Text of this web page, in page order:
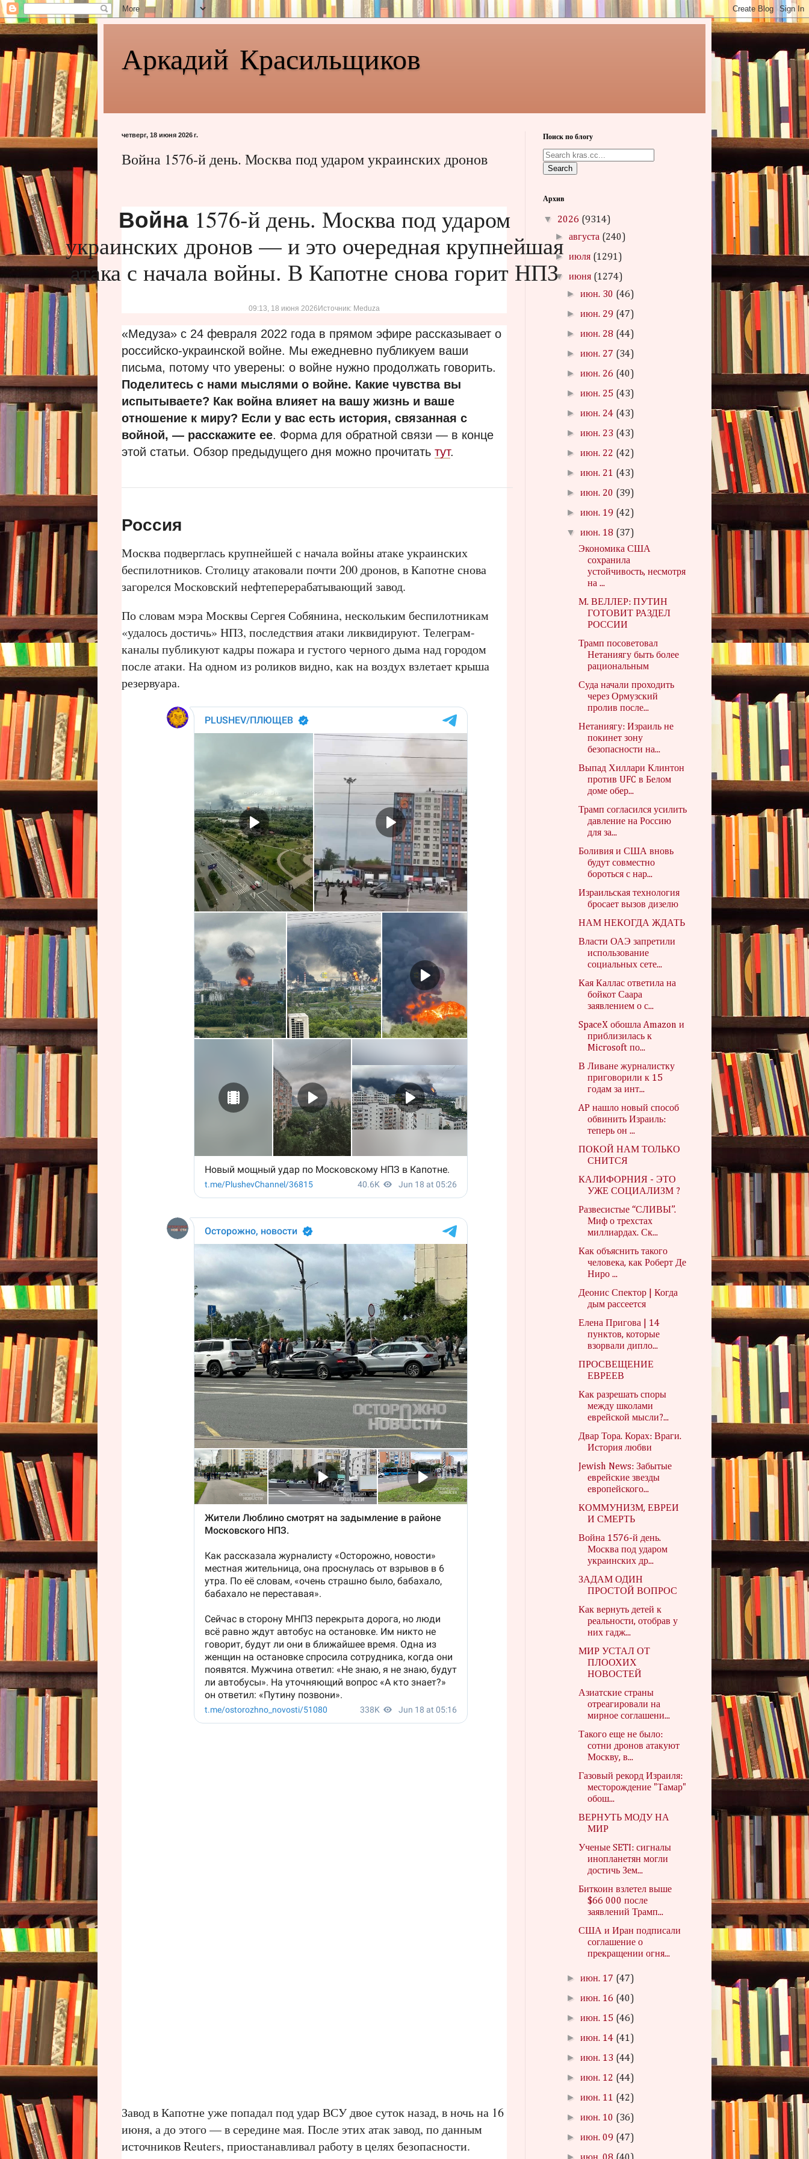
Аркадий Красильщиков
четверг, 18 июня 2026 г.
Война 1576-й день. Москва под ударом украинских дронов
Война1576-й день. Москва под ударом
украинских дронов — и это очередная крупнейшая
атака с начала войны. В Капотне снова горит НПЗ
09:13, 18 июня 2026 Источник: Meduza
«Медуза» с 24 февраля 2022 года в прямом эфире рассказывает о
российско-украинской войне. Мы ежедневно публикуем ваши
письма, потому что уверены: о войне нужно продолжать говорить.
Поделитесь с нами мыслями о войне. Какие чувства вы
испытываете? Как война влияет на вашу жизнь и ваше
отношение к миру? Если у вас есть история, связанная с
войной, — расскажите ее. Форма для обратной связи — в конце
этой статьи. Обзор предыдущего дня можно прочитать тут.
Россия
Москва подверглась крупнейшей с начала войны атаке украинских
беспилотников. Столицу атаковали почти 200 дронов, в Капотне снова
загорелся Московский нефтеперерабатывающий завод.
По словам мэра Москвы Сергея Собянина, нескольким беспилотникам
«удалось достичь» НПЗ, последствия атаки ликвидируют. Телеграм-
каналы публикуют кадры пожара и густого черного дыма над городом
после атаки. На одном из роликов видно, как на воздух взлетает крыша
резервуара.
Завод в Капотне уже попадал под удар ВСУ двое суток назад, в ночь на 16
июня, а до этого — в середине мая. После этих атак завод, по данным
источников Reuters, приостанавливал работу в целях безопасности.
Поиск по блогу
Search
Архив
▼ 2026 (9314)
►августа (240)
►июля (1291)
▼июня (1274)
►июн. 30 (46)
►июн. 29 (47)
►июн. 28 (44)
►июн. 27 (34)
►июн. 26 (40)
►июн. 25 (43)
►июн. 24 (43)
►июн. 23 (43)
►июн. 22 (42)
►июн. 21 (43)
►июн. 20 (39)
►июн. 19 (42)
▼июн. 18 (37)
Экономика США
сохранила
устойчивость, несмотря
на ...
М. ВЕЛЛЕР: ПУТИН
ГОТОВИТ РАЗДЕЛ
РОССИИ
Трамп посоветовал
Нетаниягу быть более
рациональным
Суда начали проходить
через Ормузский
пролив после...
Нетаниягу: Израиль не
покинет зону
безопасности на...
Выпад Хиллари Клинтон
против UFC в Белом
доме обер...
Трамп согласился усилить
давление на Россию
для за...
Боливия и США вновь
будут совместно
бороться с нар...
Израильская технология
бросает вызов дизелю
НАМ НЕКОГДА ЖДАТЬ
Власти ОАЭ запретили
использование
социальных сете...
Кая Каллас ответила на
бойкот Саара
заявлением о с...
SpaceX обошла Amazon и
приблизилась к
Microsoft по...
В Ливане журналистку
приговорили к 15
годам за инт...
AP нашло новый способ
обвинить Израиль:
теперь он ...
ПОКОЙ НАМ ТОЛЬКО
СНИТСЯ
КАЛИФОРНИЯ - ЭТО
УЖЕ СОЦИАЛИЗМ ?
Развесистые “СЛИВЫ”.
Миф о трехстах
миллиардах. Ск...
Как объяснить такого
человека, как Роберт Де
Ниро ...
Деонис Спектор | Когда
дым рассеется
Елена Пригова | 14
пунктов, которые
взорвали дипло...
ПРОСВЕЩЕНИЕ
ЕВРЕЕВ
Как разрешать споры
между школами
еврейской мысли?...
Двар Тора. Корах: Враги.
История любви
Jewish News: Забытые
еврейские звезды
европейского...
КОММУНИЗМ, ЕВРЕИ
И СМЕРТЬ
Война 1576-й день.
Москва под ударом
украинских др...
ЗАДАМ ОДИН
ПРОСТОЙ ВОПРОС
Как вернуть детей к
реальности, отобрав у
них гадж...
МИР УСТАЛ ОТ
ПЛООХИХ
НОВОСТЕЙ
Азиатские страны
отреагировали на
мирное соглашени...
Такого еще не было:
сотни дронов атакуют
Москву, в...
Газовый рекорд Израиля:
месторождение "Тамар"
обош...
ВЕРНУТЬ МОДУ НА
МИР
Ученые SETI: сигналы
инопланетян могли
достичь Зем...
Биткоин взлетел выше
$66 000 после
заявлений Трамп...
США и Иран подписали
соглашение о
прекращении огня...
►июн. 17 (47)
►июн. 16 (40)
►июн. 15 (46)
►июн. 14 (41)
►июн. 13 (44)
►июн. 12 (44)
►июн. 11 (42)
►июн. 10 (36)
►июн. 09 (47)
►